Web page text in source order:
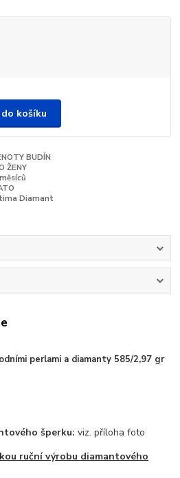
košíku
BUDÍN
ŽENY
Diamant
perlami a diamanty 585/2,97 gr
šperku: viz. příloha foto
ruční výrobu diamantového